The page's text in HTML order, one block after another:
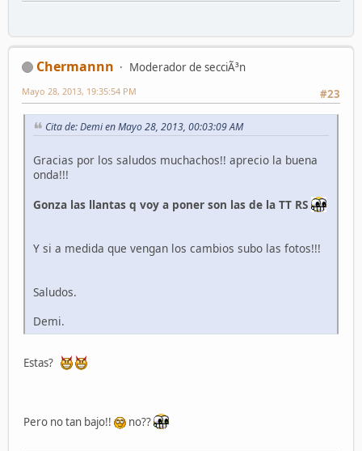
Chermannn
Moderador de secciÃ³n
#23
Mayo 28, 2013, 19:35:54 PM
Cita de: Demi en Mayo 28, 2013, 00:03:09 AM
Gracias por los saludos muchachos!! aprecio la buena
onda!!!
Gonza las llantas q voy a poner son las de la TT RS
Y si a medida que vengan los cambios subo las fotos!!!
Saludos.
Demi.
Estas?
Pero no tan bajo!! no??